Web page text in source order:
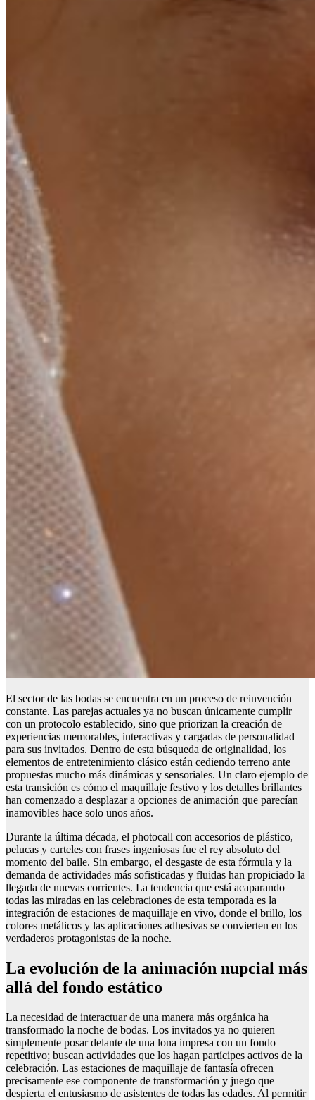
El sector de las bodas se encuentra en un proceso de reinvención
constante. Las parejas actuales ya no buscan únicamente cumplir
con un protocolo establecido, sino que priorizan la creación de
experiencias memorables, interactivas y cargadas de personalidad
para sus invitados. Dentro de esta búsqueda de originalidad, los
elementos de entretenimiento clásico están cediendo terreno ante
propuestas mucho más dinámicas y sensoriales. Un claro ejemplo de
esta transición es cómo el maquillaje festivo y los detalles brillantes
han comenzado a desplazar a opciones de animación que parecían
inamovibles hace solo unos años.
Durante la última década, el photocall con accesorios de plástico,
pelucas y carteles con frases ingeniosas fue el rey absoluto del
momento del baile. Sin embargo, el desgaste de esta fórmula y la
demanda de actividades más sofisticadas y fluidas han propiciado la
llegada de nuevas corrientes. La tendencia que está acaparando
todas las miradas en las celebraciones de esta temporada es la
integración de estaciones de maquillaje en vivo, donde el brillo, los
colores metálicos y las aplicaciones adhesivas se convierten en los
verdaderos protagonistas de la noche.
La evolución de la animación nupcial más
allá del fondo estático
La necesidad de interactuar de una manera más orgánica ha
transformado la noche de bodas. Los invitados ya no quieren
simplemente posar delante de una lona impresa con un fondo
repetitivo; buscan actividades que los hagan partícipes activos de la
celebración. Las estaciones de maquillaje de fantasía ofrecen
precisamente ese componente de transformación y juego que
despierta el entusiasmo de asistentes de todas las edades. Al permitir